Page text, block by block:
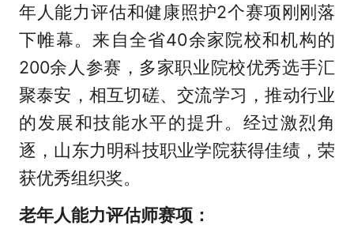
年人能力评估和健康照护2个赛项刚刚落
下帷幕。来自全省40余家院校和机构的
200余人参赛，多家职业院校优秀选手汇
聚泰安，相互切磋、交流学习，推动行业
的发展和技能水平的提升。经过激烈角
逐，山东力明科技职业学院获得佳绩，荣
获优秀组织奖。
老年人能力评估师赛项：